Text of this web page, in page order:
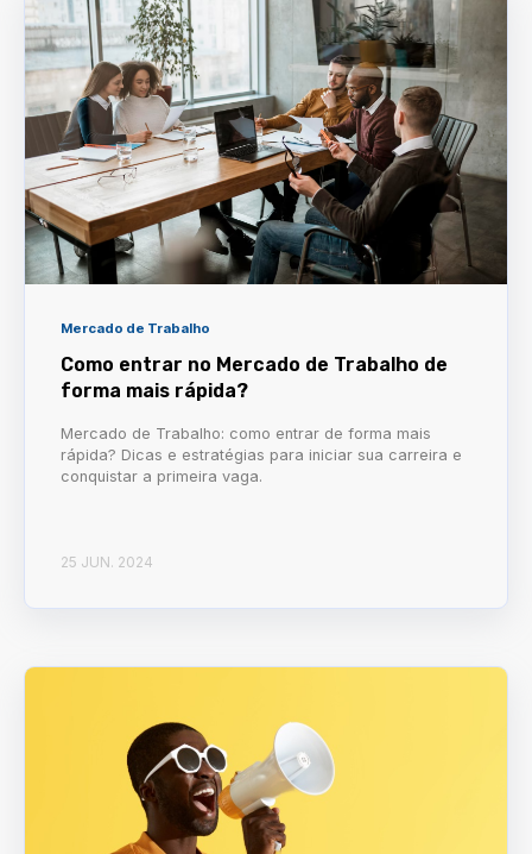
Mercado de Trabalho
Como entrar no Mercado de Trabalho de
forma mais rápida?
Mercado de Trabalho: como entrar de forma mais
rápida? Dicas e estratégias para iniciar sua carreira e
conquistar a primeira vaga.
25 JUN. 2024